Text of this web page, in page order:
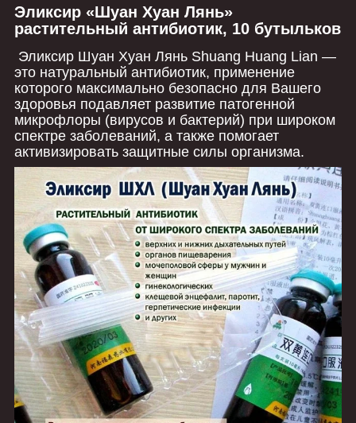
Эликсир «Шуан Хуан Лянь»
растительный антибиотик, 10 бутыльков
Эликсир Шуан Хуан Лянь Shuang Huang Lian ―
это натуральный антибиотик, применение
которого максимально безопасно для Вашего
здоровья подавляет развитие патогенной
микрофлоры (вирусов и бактерий) при широком
спектре заболеваний, а также помогает
активизировать защитные силы организма.